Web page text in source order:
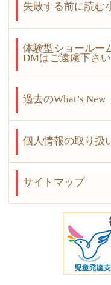
失敗する前に読む
体験型ショールー
DMはご遠慮下さい
過去のWhat’s New
個人情報の取り扱
サイトマップ